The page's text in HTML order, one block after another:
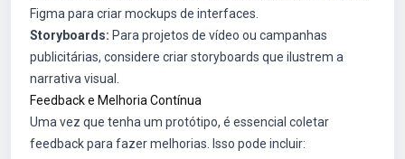
Figma para criar mockups de interfaces.
Storyboards: Para projetos de vídeo ou campanhas
publicitárias, considere criar storyboards que ilustrem a
narrativa visual.
Feedback e Melhoria Contínua
Uma vez que tenha um protótipo, é essencial coletar
feedback para fazer melhorias. Isso pode incluir: